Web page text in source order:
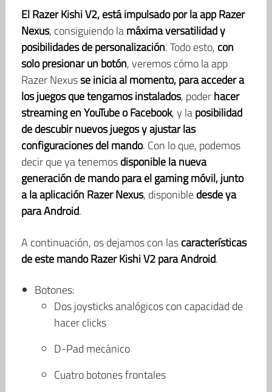
El Razer Kishi V2, está impulsado por la app Razer
Nexus, consiguiendo lamáxima versatilidad y
posibilidades de personalización. Todo esto, con
solo presionar un botón, veremos cómo la app
Razer Nexusse inicia al momento, para acceder a
los juegos que tengamos instalados, poderhacer
streaming en YouTube o Facebook, y laposibilidad
de descubir nuevos juegos y ajustar las
configuraciones del mando. Con lo que, podemos
decir que ya tenemosdisponible la nueva
generación de mando para el gaming móvil, junto
a la aplicación Razer Nexus, disponibledesde ya
para Android.
A continuación, os dejamos con lascaracterísticas
de este mando Razer Kishi V2 para Android.
Botones:
Dos joysticks analógicos con capacidad de
hacer clicks
D-Pad mecánico
Cuatro botones frontales